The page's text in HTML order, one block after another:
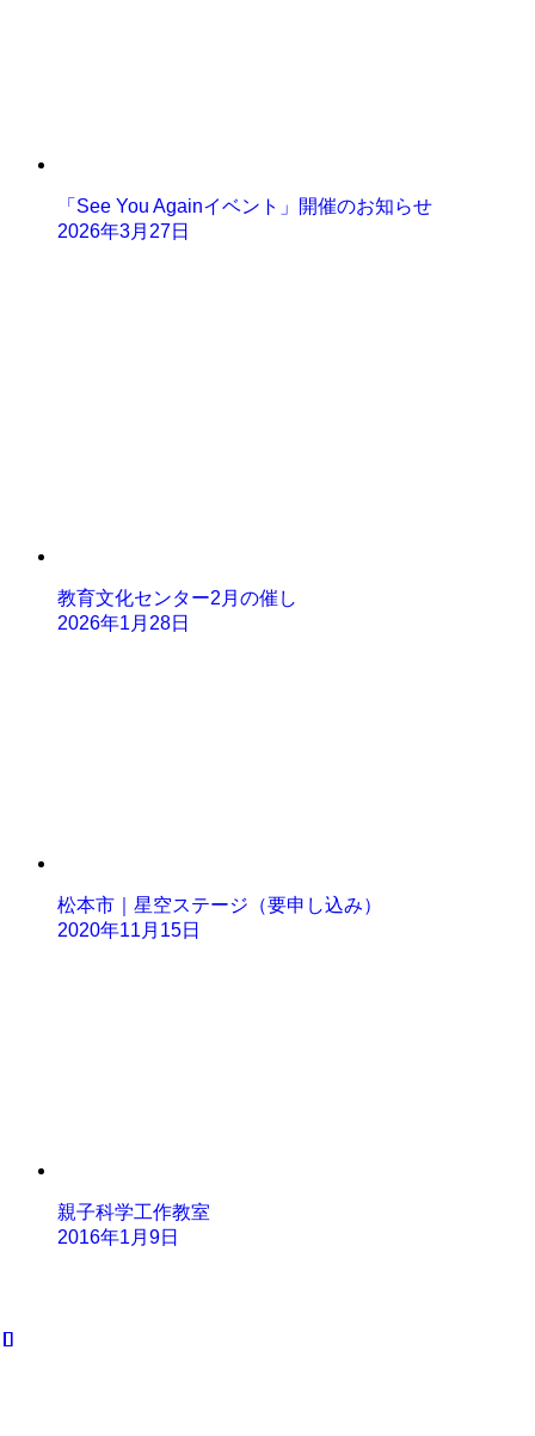
「See You Againイベント」開催のお知らせ
2026年3月27日
教育文化センター2月の催し
2026年1月28日
松本市｜星空ステージ（要申し込み）
2020年11月15日
親子科学工作教室
2016年1月9日